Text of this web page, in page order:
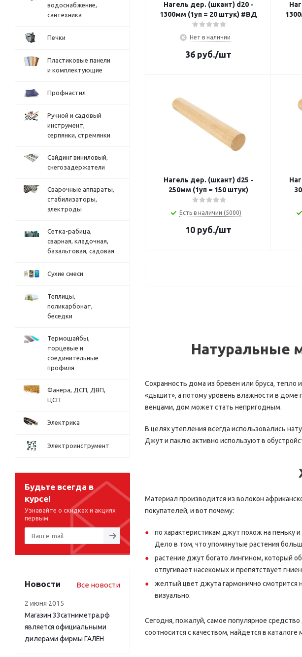
Нагель дер. (шкант) d20 -
1300мм (1уп = 20 штук) #ВД
Нет в наличии
36руб./шт
Нагель дер. (шкант) d25 -
250мм (1уп = 150 штук)
Есть в наличии (5000)
10руб./шт
Натуральные
Сохранность дома из бревен или бруса,
«дышит», а потому уровень влажности в доме
венцами, дом может стать непригодным.
В целях утепления всегда использовались
Джут и паклю активно используют в
Материал производится из волокон
покупателей, и вот почему:
по характеристикам джут похож на пеньку
Дело в том, что упомянутые растения
растение джут богато лингином, который
отпугивает насекомых и препятствует
желтый цвет джута гармонично смотрится
визуально.
Сегодня, пожалуй, самое популярное
соотносится с качеством, найдется в каталоге
водоснабжение,
сантехника
Печки
Пластиковые панели
и комплектующие
Профнастил
Ручной и садовый
инструмент,
серпянки, стремянки
Сайдинг виниловый,
снегозадержатели
Сварочные аппараты,
стабилизаторы,
электроды
Сетка-рабица,
сварная, кладочная,
базальтовая, садовая
Сухие смеси
Теплицы,
поликарбонат,
беседки
Термошайбы,
торцевые и
соединительные
профиля
Фанера, ДСП, ДВП,
ЦСП
Электрика
Электроинструмент
Будьте всегда в
курсе!
Узнавайте о скидках и акциях
первым
Новости Все новости
2 июня 2015
Магазин 33сатниметра.рф
является официальными
дилерами фирмы ГАЛЕН